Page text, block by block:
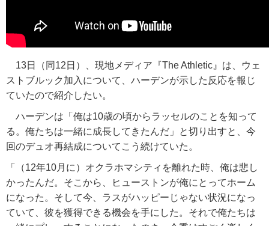
13日（同12日）、現地メディア『The Athletic』は、ウェ
ストブルック加入について、ハーデンが示した反応を報じ
ていたので紹介したい。
ハーデンは「俺は10歳の頃からラッセルのことを知って
る。俺たちは一緒に成長してきたんだ」と切り出すと、今
回のデュオ再結成についてこう続けていた。
「（12年10月に）オクラホマシティを離れた時、俺は悲し
かったんだ。そこから、ヒューストンが俺にとってホーム
になった。そして今、ラスがハッピーじゃない状況になっ
ていて、彼を獲得できる機会を手にした。それで俺たちは